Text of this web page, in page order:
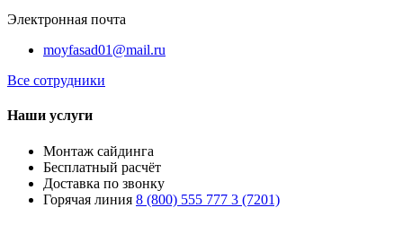
Электронная почта
moyfasad01@mail.ru
Все сотрудники
Наши услуги
Монтаж сайдинга
Бесплатный расчёт
Доставка по звонку
Горячая линия 8 (800) 555 777 3 (7201)